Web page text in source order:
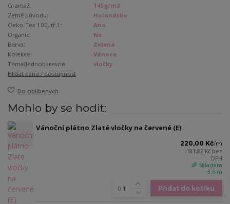
Gramáž:
145g/m2
Země původu:
Holandsko
Oeko-Tex 100, tř.1:
Ano
Organic:
Ne
Barva:
Zelená
Kolekce:
Vánoce
Téma/Jednobarevné:
vločky
Hlídat cenu / dostupnost
Do oblíbených
Mohlo by se hodit:
Vánoční plátno Zlaté vločky na červené (E)
220,00 Kč/m
181,82 Kč bez
DPH
🌈 Skladem
3.6 m
Přidat do košíku